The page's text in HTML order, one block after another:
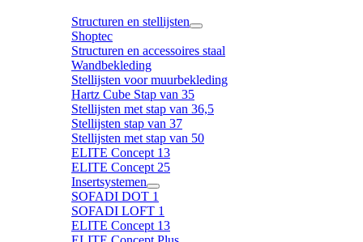
Structuren en stellijsten
Shoptec
Structuren en accessoires staal
Wandbekleding
Stellijsten voor muurbekleding
Hartz Cube Stap van 35
Stellijsten met stap van 36,5
Stellijsten stap van 37
Stellijsten met stap van 50
ELITE Concept 13
ELITE Concept 25
Insertsystemen
SOFADI DOT 1
SOFADI LOFT 1
ELITE Concept 13